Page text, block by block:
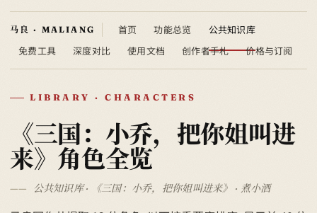
首页 功能总览
公共知识库
免费工具
深度对比 使用文档 创作者手札 价格与订阅
LIBRARY · CHARACTERS
《三国：小乔，把你姐叫进
来》角色全览
公共知识库 · 《三国：小乔，把你姐叫进来》 · 煮小酒